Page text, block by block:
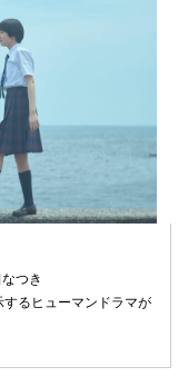
つき
るヒューマンドラマが